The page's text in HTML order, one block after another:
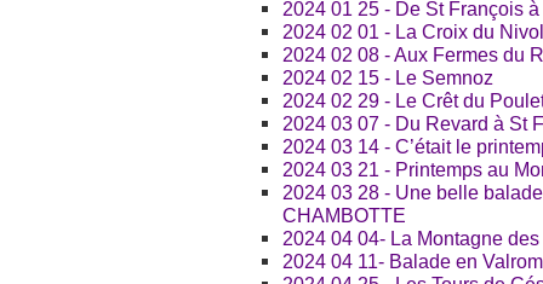
2024 01 25 - De St François
2024 02 01 - La Croix du
2024 02 08 - Aux Fermes du
2024 02 15 - Le Semnoz
2024 02 29 - Le Crêt du
2024 03 07 - Du Revard à St
2024 03 14 - C’était le
2024 03 21 - Printemps au
2024 03 28 - Une belle
CHAMBOTTE
2024 04 04- La Montagne
2024 04 11- Balade en